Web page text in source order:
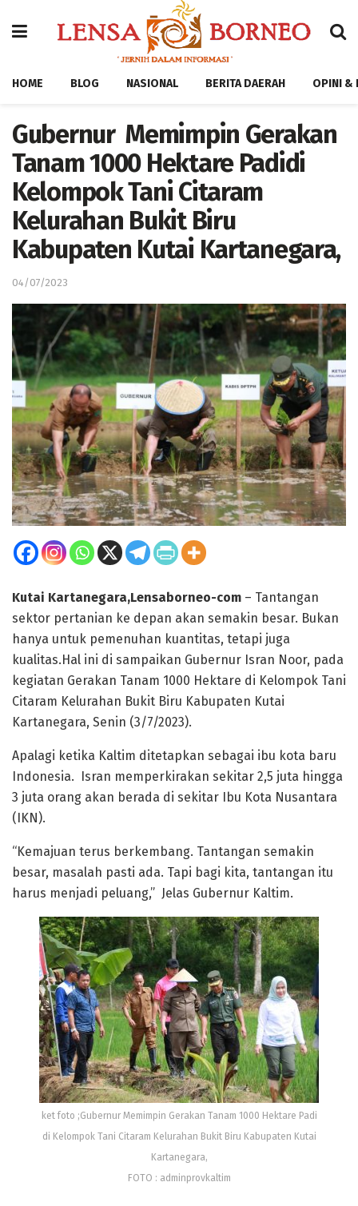
HOME BLOG NASIONAL BERITA DAERAH OPINI &
Gubernur Memimpin Gerakan
Tanam 1000 Hektare Padidi
Kelompok Tani Citaram
Kelurahan Bukit Biru
Kabupaten Kutai Kartanegara,
04/07/2023
Kutai Kartanegara,Lensaborneo-com – Tantangan
sektor pertanian ke depan akan semakin besar. Bukan
hanya untuk pemenuhan kuantitas, tetapi juga
kualitas.Hal ini di sampaikan Gubernur Isran Noor, pada
kegiatan Gerakan Tanam 1000 Hektare di Kelompok Tani
Citaram Kelurahan Bukit Biru Kabupaten Kutai
Kartanegara, Senin (3/7/2023).
Apalagi ketika Kaltim ditetapkan sebagai ibu kota baru
Indonesia. Isran memperkirakan sekitar 2,5 juta hingga
3 juta orang akan berada di sekitar Ibu Kota Nusantara
(IKN).
“Kemajuan terus berkembang. Tantangan semakin
besar, masalah pasti ada. Tapi bagi kita, tantangan itu
harus menjadi peluang,” Jelas Gubernur Kaltim.
ket foto ;Gubernur Memimpin Gerakan Tanam 1000 Hektare Padi
di Kelompok Tani Citaram Kelurahan Bukit Biru Kabupaten Kutai
Kartanegara,
FOTO : adminprovkaltim